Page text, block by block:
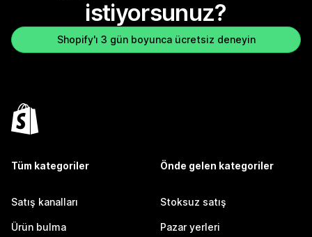
istiyorsunuz?
Shopify'ı 3 gün boyunca ücretsiz deneyin
Tüm kategoriler
Satış kanalları
Ürün bulma
Önde gelen kategoriler
Stoksuz satış
Pazar yerleri